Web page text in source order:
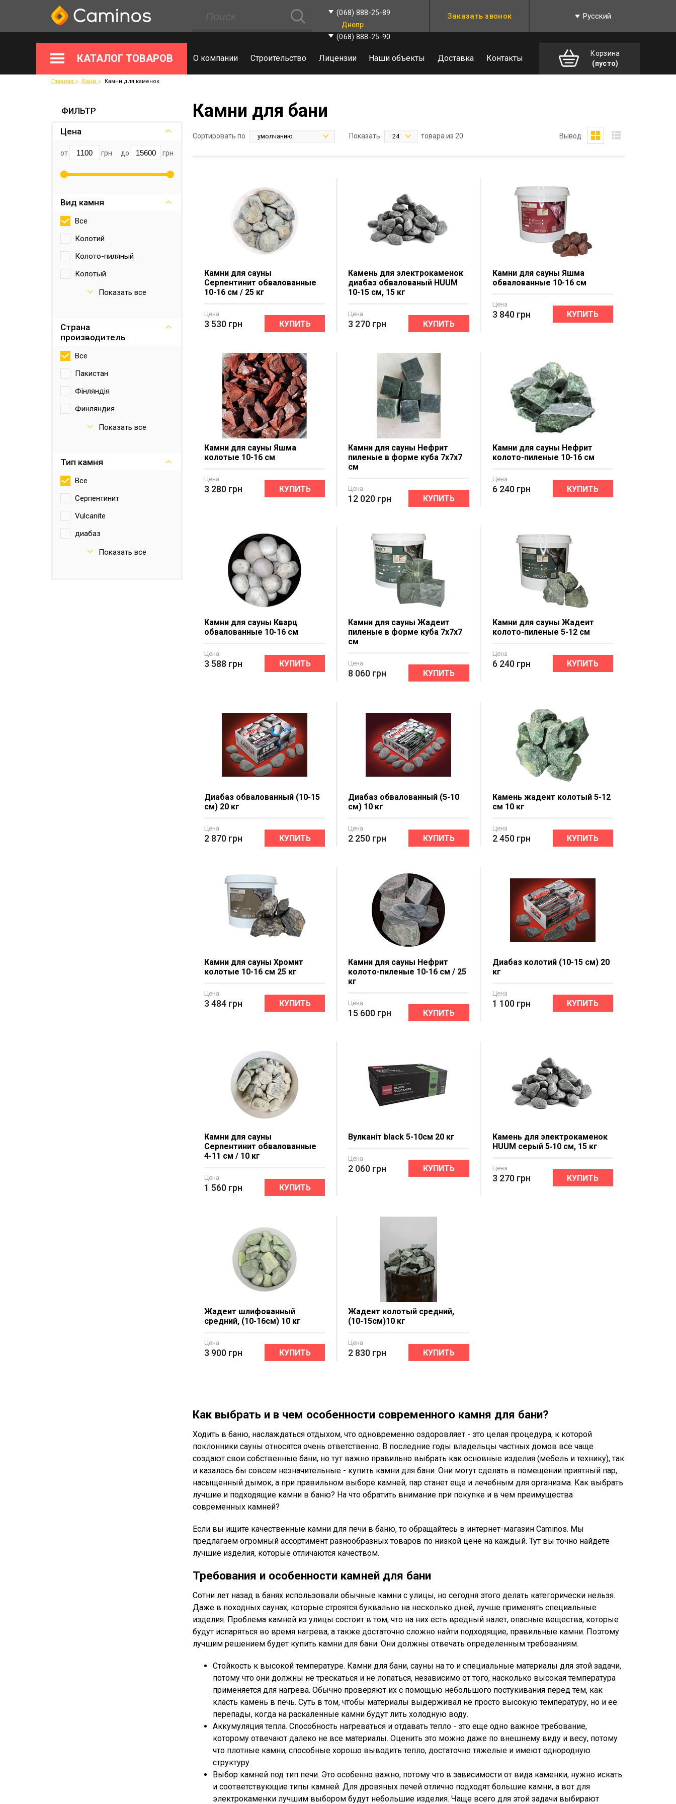
(068) 888-25-89
Днепр
(068) 888-25-90
Заказать звонок Русский
КАТАЛОГ ТОВАРОВ О компании Строительство Лицензии Наши объекты Доставка Контакты
Корзина
(пусто)
Главная Бани Камни для каменок
ФИЛЬТР
Цена
от грн до грн
Вид камня
Все
Колотий
Колото-пиляный
Колотый
Обвалований
пиляный
Шлифованный
Показать все
Страна
производитель
Все
Пакистан
Фінляндія
Финляндия
ЭстонияПоказать все
Тип камня
Все
Серпентинит
Vulcanite
диабаз
ЖадеитПоказать все
Камни для бани
Сортировать по Показать товара из 20 Вывод
Камни для сауны
Серпентинит обвалованные
10-16 см / 25 кг
Цена
3 530 грн КУПИТЬ
Камень для электрокаменок
диабаз обвалованый HUUM
10-15 см, 15 кг
Цена
3 270 грн КУПИТЬ
Камни для сауны Яшма
обвалованные 10-16 см
Цена
3 840 грн КУПИТЬ
Камни для сауны Яшма
колотые 10-16 см
Цена
3 280 грн КУПИТЬ
Камни для сауны Нефрит
пиленые в форме куба 7x7x7
см
Цена
12 020 грн КУПИТЬ
Камни для сауны Нефрит
колото-пиленые 10-16 см
Цена
6 240 грн КУПИТЬ
Камни для сауны Кварц
обвалованные 10-16 см
Цена
3 588 грн КУПИТЬ
Камни для сауны Жадеит
пиленые в форме куба 7x7x7
см
Цена
8 060 грн КУПИТЬ
Камни для сауны Жадеит
колото-пиленые 5-12 см
Цена
6 240 грн КУПИТЬ
Диабаз обвалованный (10-15
см) 20 кг
Цена
2 870 грн КУПИТЬ
Диабаз обвалованный (5-10
см) 10 кг
Цена
2 250 грн КУПИТЬ
Камень жадеит колотый 5-12
см 10 кг
Цена
2 450 грн КУПИТЬ
Камни для сауны Хромит
колотые 10-16 см 25 кг
Цена
3 484 грн КУПИТЬ
Камни для сауны Нефрит
колото-пиленые 10-16 см / 25
кг
Цена
15 600 грн КУПИТЬ
Диабаз колотий (10-15 см) 20
кг
Цена
1 100 грн КУПИТЬ
Камни для сауны
Серпентинит обвалованные
4-11 см / 10 кг
Цена
1 560 грн КУПИТЬ
Вулканіт black 5-10см 20 кг
Цена
2 060 грн КУПИТЬ
Камень для электрокаменок
HUUM серый 5‐10 см, 15 кг
Цена
3 270 грн КУПИТЬ
Жадеит шлифованный
средний, (10-16см) 10 кг
Цена
3 900 грн КУПИТЬ
Жадеит колотый средний,
(10-15см)10 кг
Цена
2 830 грн КУПИТЬ
Как выбрать и в чем особенности современного камня для бани?
Ходить в баню, наслаждаться отдыхом, что одновременно оздоровляет - это целая процедура, к которой
поклонники сауны относятся очень ответственно. В последние годы владельцы частных домов все чаще
создают свои собственные бани, но тут важно правильно выбрать как основные изделия (мебель и технику), так
и казалось бы совсем незначительные - купить камни для бани. Они могут сделать в помещении приятный пар,
насыщенный дымок, а при правильном выборе камней, пар станет еще и лечебным для организма. Как выбрать
лучшие и подходящие камни в баню? На что обратить внимание при покупке и в чем преимущества
современных камней?
Если вы ищите качественные камни для печи в баню, то обращайтесь в интернет-магазин Caminos. Мы
предлагаем огромный ассортимент разнообразных товаров по низкой цене на каждый. Тут вы точно найдете
лучшие изделия, которые отличаются качеством.
Требования и особенности камней для бани
Сотни лет назад в банях использовали обычные камни с улицы, но сегодня этого делать категорически нельзя.
Даже в походных саунах, которые строятся буквально на несколько дней, лучше применять специальные
изделия. Проблема камней из улицы состоит в том, что на них есть вредный налет, опасные вещества, которые
будут испаряться во время нагрева, а также достаточно сложно найти подходящие, правильные камни. Поэтому
лучшим решением будет купить камни для бани. Они должны отвечать определенным требованиям.
Стойкость к высокой температуре. Камни для бани, сауны на то и специальные материалы для этой задачи,
потому что они должны не трескаться и не лопаться, независимо от того, насколько высокая температура
применяется для нагрева. Обычно проверяют их с помощью небольшого постукивания перед тем, как
класть камень в печь. Суть в том, чтобы материалы выдерживал не просто высокую температуру, но и ее
перепады, когда на раскаленные камни будут лить холодную воду.
Аккумуляция тепла. Способность нагреваться и отдавать тепло - это еще одно важное требование,
которому отвечают далеко не все материалы. Оценить это можно даже по внешнему виду и весу, потому
что плотные камни, способные хорошо выводить тепло, достаточно тяжелые и имеют однородную
структуру.
Выбор камней под тип печи. Это особенно важно, потому что в зависимости от вида каменки, нужно искать
и соответствующие типы камней. Для дровяных печей отлично подходят большие камни, а вот для
электрокаменки лучшим выбором будут небольшие изделия. Чаще всего для этой задачи выбирают